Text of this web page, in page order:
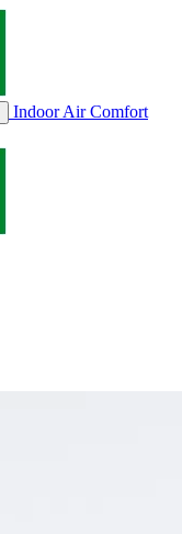
Indoor Air Comfort